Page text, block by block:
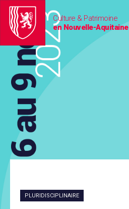
Culture & Patrimoine
en Nouvelle-Aquitaine
PLURIDISCIPLINAIRE